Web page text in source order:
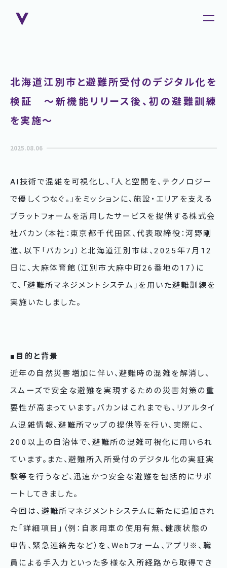
北海道江別市と避難所受付のデジタル化を
検証 〜新機能リリース後、初の避難訓練
を実施〜
2025.08.06
AI技術で混雑を可視化し、「人と空間を、テクノロジー
で優しくつなぐ。」をミッションに、施設・エリアを支える
プラットフォームを活用したサービスを提供する株式会
社バカン（本社：東京都千代田区、代表取締役：河野剛
進、以下「バカン」）と北海道江別市は、2025年7月12
日に、大麻体育館（江別市大麻中町26番地の17）に
て、「避難所マネジメントシステム」を用いた避難訓練を
実施いたしました。
■目的と背景
近年の自然災害増加に伴い、避難時の混雑を解消し、
スムーズで安全な避難を実現するための災害対策の重
要性が高まっています。バカンはこれまでも、リアルタイ
ム混雑情報、避難所マップの提供等を行い、実際に、
200以上の自治体で、避難所の混雑可視化に用いられ
ています。また、避難所入所受付のデジタル化の実証実
験等を行うなど、迅速かつ安全な避難を包括的にサポ
ートしてきました。
今回は、避難所マネジメントシステムに新たに追加され
た「詳細項目」（例：自家用車の使用有無、健康状態の
申告、緊急連絡先など）を、Webフォーム、アプリ※、職
員による手入力といった多様な入所経路から取得でき